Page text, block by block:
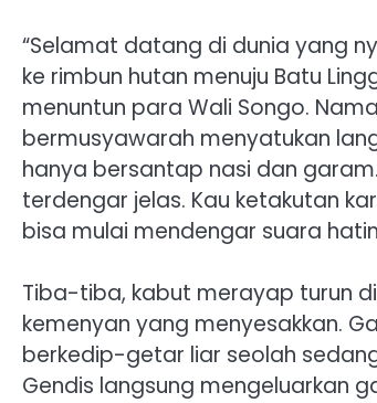
“Selamat datang di dunia yang
ke rimbun hutan menuju Batu
menuntun para Wali Songo.
bermusyawarah menyatukan
hanya bersantap nasi dan
terdengar jelas. Kau ketakutan
bisa mulai mendengar suara
Tiba-tiba, kabut merayap turun
kemenyan yang menyesakkan.
berkedip-getar liar seolah
Gendis langsung mengeluarkan